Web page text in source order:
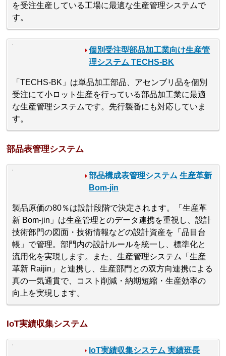
を受注生産している工場に最適な生産管理システムで
す。
個別受注型部品加工業向け生産管
理システム TECHS-BK
「TECHS-BK」は単品加工部品、アセンブリ品を個別
受注にて小ロット生産を行っている部品加工業に最適
な生産管理システムです。先行製番にも対応していま
す。
部品表管理システム
部品構成表管理システム 生産革新
Bom-jin
製品原価の80％は設計段階で決定されます。「生産革
新 Bom-jin」は生産管理とのデータ連携を重視し、設計
技術部門の図面・技術情報などの設計資産を「品目台
帳」で管理。部門内の設計ルールを統一し、標準化と
流用化を実現します。また、生産管理システム「生産
革新 Raijin」と連携し、生産部門との双方向連携による
真の一気通貫で、コスト削減・納期短縮・生産効率の
向上を実現します。
IoT実績収集システム
IoT実績収集システム 実績班長